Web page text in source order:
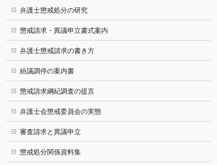
弁護士懲戒処分の研究
懲戒請求・異議申立書式案内
弁護士懲戒請求の書き方
紛議調停の案内書
懲戒請求綱紀調査の提言
弁護士会懲戒委員会の実態
審査請求と異議申立
懲戒処分関係資料集